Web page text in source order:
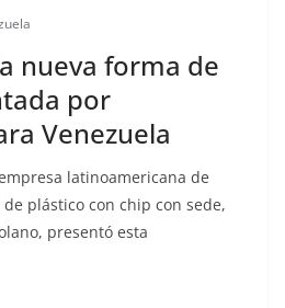
nueva forma de
por
Venezuela
latinoamericana de
plástico con chip con sede,
presentó esta